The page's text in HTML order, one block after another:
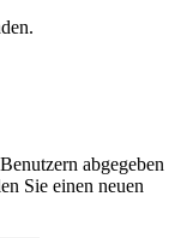
abgegeben
Sie einen neuen